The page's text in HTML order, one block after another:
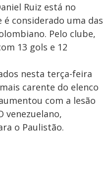
Ruiz está no
é considerado uma das
Pelo clube,
13 gols e 12
nesta terça-feira
carente do elenco
com a lesão
venezuelano,
o Paulistão.